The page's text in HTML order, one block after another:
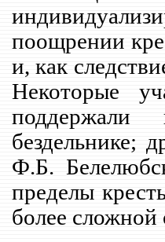
поощрении
и, как
Некоторые
поддержали
бездельнике;
Ф.Б.
пределы
более сложной